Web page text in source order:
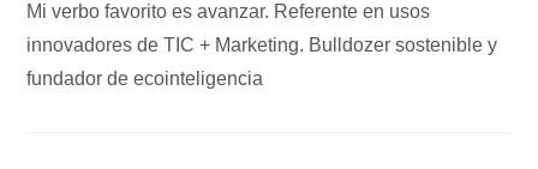
Mi verbo favorito es avanzar. Referente en usos
innovadores de TIC + Marketing. Bulldozer sostenible y
fundador de ecointeligencia